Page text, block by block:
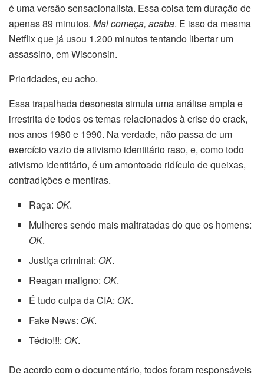
é uma versão sensacionalista. Essa coisa tem duração de
apenas 89 minutos. Mal começa, acaba. E isso da mesma
Netflix que já usou 1.200 minutos tentando libertar um
assassino, em Wisconsin.
Prioridades, eu acho.
Essa trapalhada desonesta simula uma análise ampla e
irrestrita de todos os temas relacionados à crise do crack,
nos anos 1980 e 1990. Na verdade, não passa de um
exercício vazio de ativismo identitário raso, e, como todo
ativismo identitário, é um amontoado ridículo de queixas,
contradições e mentiras.
Raça: OK.
Mulheres sendo mais maltratadas do que os homens:
OK.
Justiça criminal: OK.
Reagan maligno: OK.
É tudo culpa da CIA: OK.
Fake News: OK.
Tédio!!!: OK.
De acordo com o documentário, todos foram responsáveis